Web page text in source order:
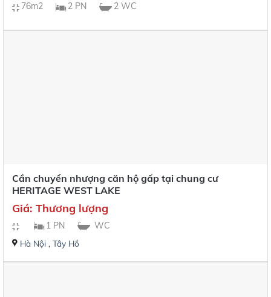
76m2 2 PN 2 WC
Cần chuyển nhượng căn hộ gấp tại chung cư
HERITAGE WEST LAKE
Giá: Thương lượng
1 PN WC
Hà Nội, Tây Hồ